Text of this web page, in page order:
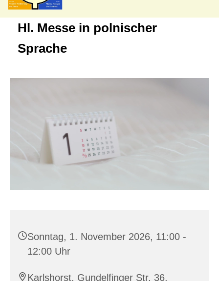
Hl. Messe in polnischer
Sprache
Sonntag, 1. November 2026, 11:00 -
12:00 Uhr
Karlshorst, Gundelfinger Str. 36,